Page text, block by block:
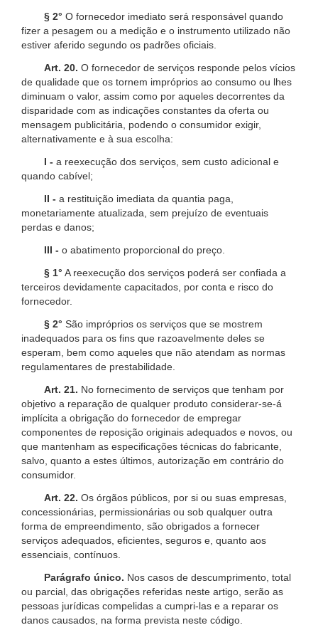
§ 2° O fornecedor imediato será responsável quando
fizer a pesagem ou a medição e o instrumento utilizado não
estiver aferido segundo os padrões oficiais.
Art. 20. O fornecedor de serviços responde pelos vícios
de qualidade que os tornem impróprios ao consumo ou lhes
diminuam o valor, assim como por aqueles decorrentes da
disparidade com as indicações constantes da oferta ou
mensagem publicitária, podendo o consumidor exigir,
alternativamente e à sua escolha:
I - a reexecução dos serviços, sem custo adicional e
quando cabível;
II - a restituição imediata da quantia paga,
monetariamente atualizada, sem prejuízo de eventuais
perdas e danos;
III - o abatimento proporcional do preço.
§ 1° A reexecução dos serviços poderá ser confiada a
terceiros devidamente capacitados, por conta e risco do
fornecedor.
§ 2° São impróprios os serviços que se mostrem
inadequados para os fins que razoavelmente deles se
esperam, bem como aqueles que não atendam as normas
regulamentares de prestabilidade.
Art. 21. No fornecimento de serviços que tenham por
objetivo a reparação de qualquer produto considerar-se-á
implícita a obrigação do fornecedor de empregar
componentes de reposição originais adequados e novos, ou
que mantenham as especificações técnicas do fabricante,
salvo, quanto a estes últimos, autorização em contrário do
consumidor.
Art. 22. Os órgãos públicos, por si ou suas empresas,
concessionárias, permissionárias ou sob qualquer outra
forma de empreendimento, são obrigados a fornecer
serviços adequados, eficientes, seguros e, quanto aos
essenciais, contínuos.
Parágrafo único. Nos casos de descumprimento, total
ou parcial, das obrigações referidas neste artigo, serão as
pessoas jurídicas compelidas a cumpri-las e a reparar os
danos causados, na forma prevista neste código.